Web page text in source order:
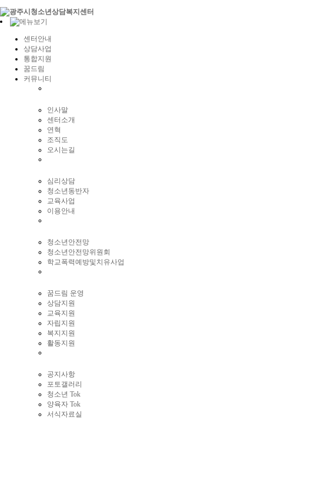
센터안내
상담사업
통합지원
꿈드림
커뮤니티
인사말
센터소개
연혁
조직도
오시는길
심리상담
청소년동반자
교육사업
이용안내
청소년안전망
청소년안전망위원회
학교폭력예방및치유사업
꿈드림 운영
상담지원
교육지원
자립지원
복지지원
활동지원
공지사항
포토갤러리
청소년 Tok
양육자 Tok
서식자료실